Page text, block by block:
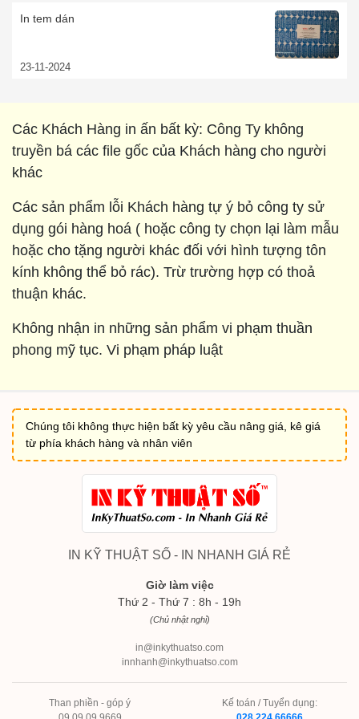
In tem dán
23-11-2024
Các Khách Hàng in ấn bất kỳ: Công Ty không
truyền bá các file gốc của Khách hàng cho người
khác
Các sản phẩm lỗi Khách hàng tự ý bỏ công ty sử
dụng gói hàng hoá ( hoặc công ty chọn lại làm mẫu
hoặc cho tặng người khác đối với hình tượng tôn
kính không thể bỏ rác). Trừ trường hợp có thoả
thuận khác.
Không nhận in những sản phẩm vi phạm thuần
phong mỹ tục. Vi phạm pháp luật
Chúng tôi không thực hiện bất kỳ yêu cầu nâng giá, kê giá
từ phía khách hàng và nhân viên
IN KỸ THUẬT SỐ - IN NHANH GIÁ RẺ
Giờ làm việc
Thứ 2 - Thứ 7 : 8h - 19h
(Chủ nhật nghỉ)
in@inkythuatso.com
innhanh@inkythuatso.com
Than phiền - góp ý
Kế toán / Tuyển dụng: